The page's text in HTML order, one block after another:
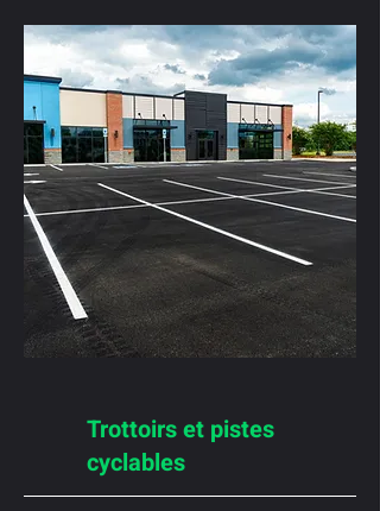
Trottoirs et pistes
cyclables